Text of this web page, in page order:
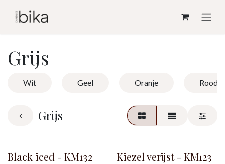
Grijs
Wit Geel Oranje Rood
Grijs
Black iced - KM132
Kiezel verijst - KM123